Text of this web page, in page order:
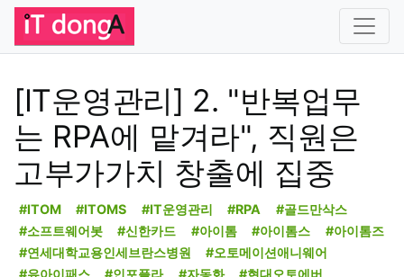
[IT운영관리] 2. "반복업무
는 RPA에 맡겨라", 직원은
고부가가치 창출에 집중
#ITOM #ITOMS #IT운영관리 #RPA
#골드만삭스
#소프트웨어봇
#신한카드 #아이톰 #아이톰스
#아이톰즈
#연세대학교용인세브란스병원
#오토메이션애니웨어
#유아이패스
#인포플라 #자동화 #현대오토에버